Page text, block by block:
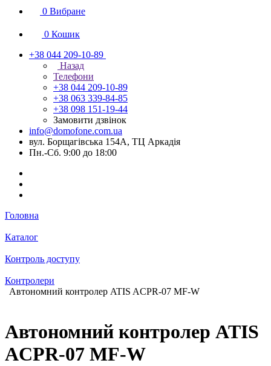
0 Вибране
0 Кошик
+38 044 209-10-89
Назад
Телефони
+38 044 209-10-89
+38 063 339-84-85
+38 098 151-19-44
Замовити дзвінок
info@domofone.com.ua
вул. Борщагівська 154А, ТЦ Аркадія
Пн.-Сб. 9:00 до 18:00
Головна
Каталог
Контроль доступу
Контролери
Автономний контролер ATIS ACPR-07 MF-W
Автономний контролер ATIS
ACPR-07 MF-W